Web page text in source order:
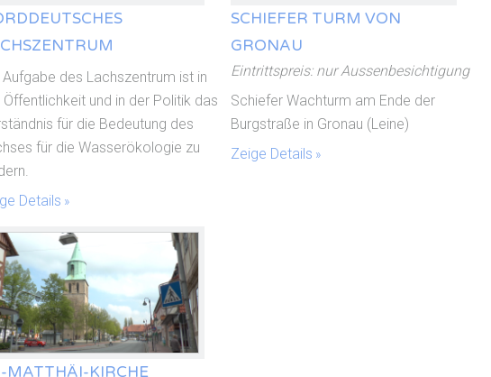
Aufgabe des Lachszentrum ist in
Öffentlichkeit und in der Politik das
für die Bedeutung des
für die Wasserökologie zu
Details
SCHIEFER TURM VON
GRONAU
Eintrittspreis: nur Aussenbesichtigung
Schiefer Wachturm am Ende der
Burgstraße in Gronau (Leine)
Zeige Details
MATTHÄI-KIRCHE